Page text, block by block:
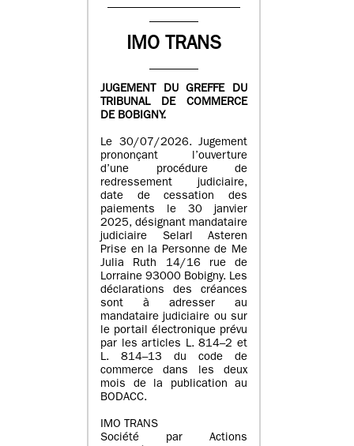
IMO TRANS
JUGEMENT DU GREFFE DU
TRIBUNAL DE COMMERCE
DE BOBIGNY.
Le 30/07/2026. Jugement
prononçant l’ouverture
d’une procédure de
redressement judiciaire,
date de cessation des
paiements le 30 janvier
2025, désignant mandataire
judiciaire Selarl Asteren
Prise en la Personne de Me
Julia Ruth 14/16 rue de
Lorraine 93000 Bobigny. Les
déclarations des créances
sont à adresser au
mandataire judiciaire ou sur
le portail électronique prévu
par les articles L. 814–2 et
L. 814–13 du code de
commerce dans les deux
mois de la publication au
BODACC.
IMO TRANS
Société par Actions